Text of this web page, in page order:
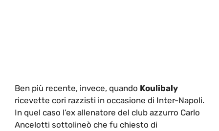
Ben più recente, invece, quando Koulibaly
ricevette cori razzisti in occasione di Inter-Napoli.
In quel caso l’ex allenatore del club azzurro Carlo
Ancelotti sottolineò che fu chiesto di